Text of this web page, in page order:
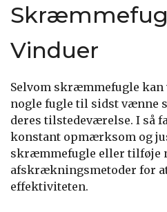
Vinduer
Selvom skræmmefugle
nogle fugle til sidst vænne
deres tilstedeværelse. I så
konstant opmærksom og
skræmmefugle eller tilføje
afskrækningsmetoder for
effektiviteten.